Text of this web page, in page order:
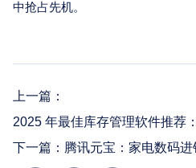
中抢占先机。
上一篇：
2025 年最佳库存管理软件推
下一篇： 腾讯元宝：家电数码